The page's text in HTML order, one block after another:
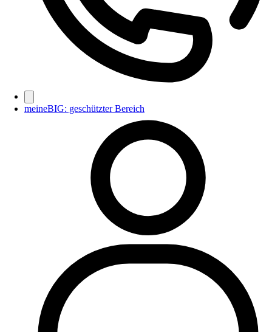
meineBIG: geschützter Bereich